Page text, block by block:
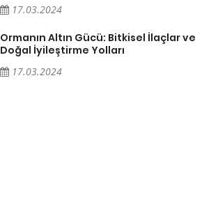
17.03.2024
Ormanın Altın Gücü: Bitkisel İlaçlar ve
Doğal İyileştirme Yolları
17.03.2024